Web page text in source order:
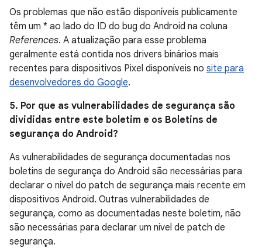
Os problemas que não estão disponíveis publicamente
têm um * ao lado do ID do bug do Android na coluna
References. A atualização para esse problema
geralmente está contida nos drivers binários mais
recentes para dispositivos Pixel disponíveis no site para
desenvolvedores do Google.
5. Por que as vulnerabilidades de segurança são
divididas entre este boletim e os Boletins de
segurança do Android?
As vulnerabilidades de segurança documentadas nos
boletins de segurança do Android são necessárias para
declarar o nível do patch de segurança mais recente em
dispositivos Android. Outras vulnerabilidades de
segurança, como as documentadas neste boletim, não
são necessárias para declarar um nível de patch de
segurança.